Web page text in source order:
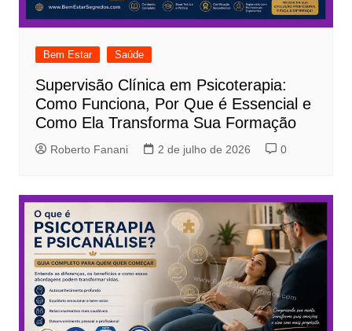
Bem Estar Saúde
Supervisão Clínica em Psicoterapia:
Como Funciona, Por Que é Essencial e
Como Ela Transforma Sua Formação
Roberto Fanani 2 de julho de 2026 0